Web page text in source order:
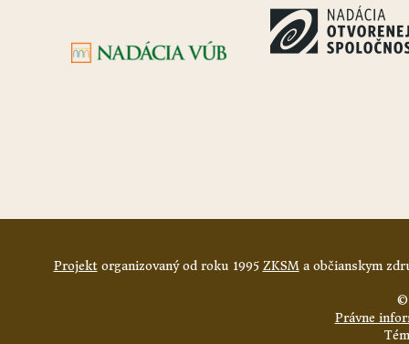
Projektorganizovaný od roku 1995 ZKSMa občianskym
©
Právne